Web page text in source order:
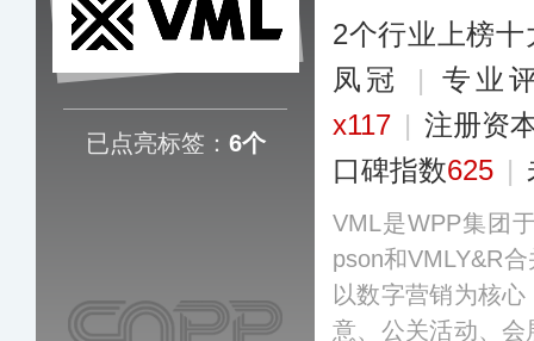
已点亮标签： 6个
2个行业上榜十
凤冠
|
专业
x117 | 注册资
口碑指数625 |
VML是WPP集团
pson和VMLY&R
以数字营销为核
意、公关活动、